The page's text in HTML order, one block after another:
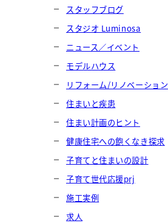
スタッフブログ
スタジオ Luminosa
ニュース／イベント
モデルハウス
リフォーム/リノベーション
住まいと疾患
住まい計画のヒント
健康住宅への飽くなき探求
子育てと住まいの設計
子育て世代応援prj
施工実例
求人